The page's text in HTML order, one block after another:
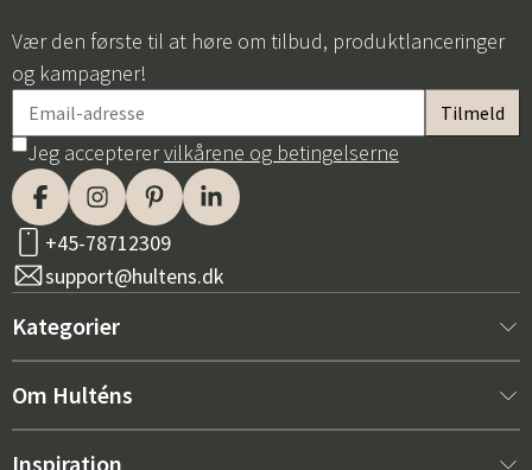
Vær den første til at høre om tilbud, produktlanceringer
og kampagner!
Jeg accepterervilkårene og betingelserne
+45-78712309
support@hultens.dk
Kategorier
Nyt hos os
Om Hulténs
Om Hulténs
Inspiration